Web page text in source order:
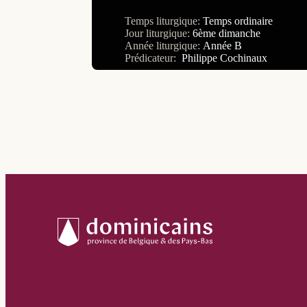
Temps liturgique: Temps ordinaire
Jour liturgique: 6ème dimanche
Année liturgique: Année B
Prédicateur: Philippe Cochinaux